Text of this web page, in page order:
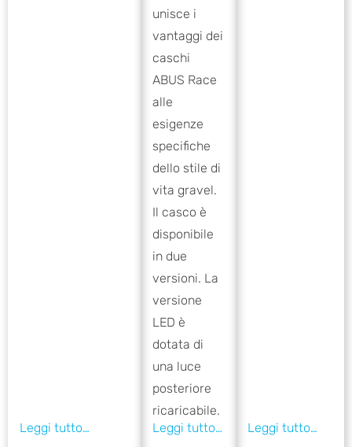
unisce i
vantaggi dei
caschi
ABUS Race
alle
esigenze
specifiche
dello stile di
vita gravel.
Il casco è
disponibile
in due
versioni. La
versione
LED è
dotata di
una luce
posteriore
ricaricabile.